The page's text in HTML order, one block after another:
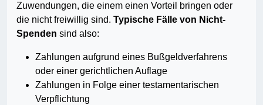
Zuwendungen, die einem einen Vorteil bringen oder
die nicht freiwillig sind. Typische Fälle von Nicht-
Spenden sind also:
Zahlungen aufgrund eines Bußgeldverfahrens
oder einer gericht­li­chen Auflage
Zahlungen in Folge einer testamentarischen
Verpflichtung